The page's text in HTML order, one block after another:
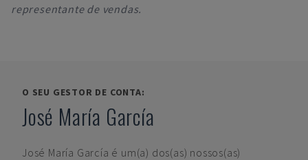
representante de vendas.
O SEU GESTOR DE CONTA:
José María García
José María García é um(a) dos(as) nossos(as)